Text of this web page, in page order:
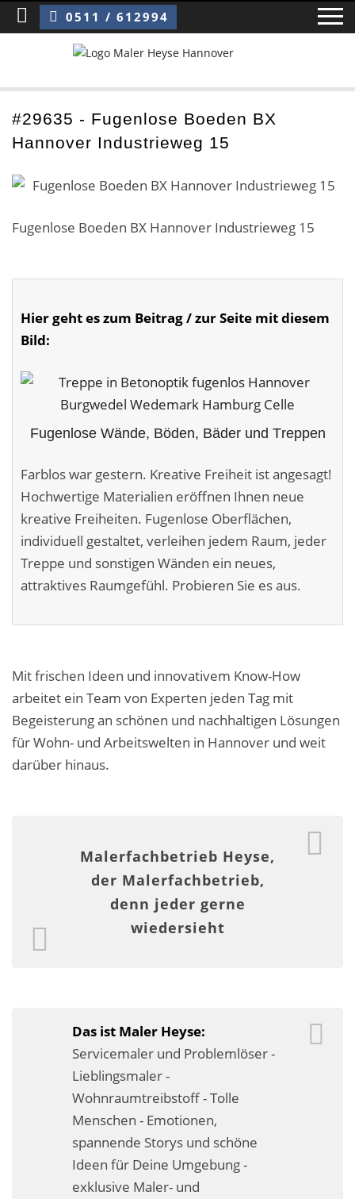
Sie sind hier:Fugenlose Boeden BX Hannover Industrieweg 15
0511 / 612994
Home
Blog
Über uns ›
Über uns
Storytelling
Stellenangebote: Maler-Facharbeiter gesucht
Stellenangebot: Backoffice Manager/in
Leistungen ›
Betonoptik
Bodenbeläge & Designböden
Fassadensanierung
Rostoptik
Tapezierarbeiten
Wandbegrünungen
Entspannter Urlaubsservice
Business-Lösungen
Premium-Lösungen
Meine gute Empfehlung
Arbeitsbühne mieten
#29635 - Fugenlose Boeden BX
Hannover Industrieweg 15
Fugenlose Boeden BX Hannover Industrieweg 15
Hier geht es zum Beitrag / zur Seite mit diesem
Bild:
Fugenlose Wände, Böden, Bäder und Treppen
Farblos war gestern. Kreative Freiheit ist angesagt!
Hochwertige Materialien eröffnen Ihnen neue
kreative Freiheiten. Fugenlose Oberflächen,
individuell gestaltet, verleihen jedem Raum, jeder
Treppe und sonstigen Wänden ein neues,
attraktives Raumgefühl. Probieren Sie es aus.
Mit frischen Ideen und innovativem Know-How
arbeitet ein Team von Experten jeden Tag mit
Begeisterung an schönen und nachhaltigen Lösungen
für Wohn- und Arbeitswelten in Hannover und weit
darüber hinaus.
Malerfachbetrieb Heyse,
der Malerfachbetrieb,
denn jeder gerne
wiedersieht
Das ist Maler Heyse:
Servicemaler und Problemlöser -
Lieblingsmaler -
Wohnraumtreibstoff - Tolle
Menschen - Emotionen,
spannende Storys und schöne
Ideen für Deine Umgebung -
exklusive Maler- und